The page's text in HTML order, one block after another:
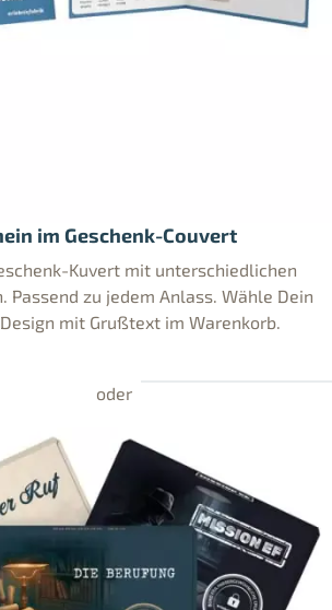
im Geschenk-Couvert
Kuvert mit unterschiedlichen
Passend zu jedem Anlass. Wähle Dein
mit Grußtext im Warenkorb.